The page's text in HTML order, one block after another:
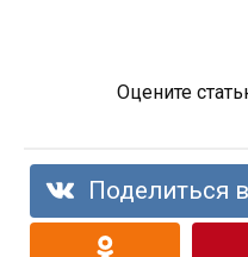
Оцените
Поделиться